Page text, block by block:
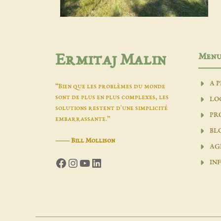
Ermitaj Malin
“Bien que les problèmes du monde
sont de plus en plus complexes, les
solutions restent d'une simplicité
embarrassante.”
―Bill Mollison
Facebook
Instagram
YouTube
LinkedIn
A